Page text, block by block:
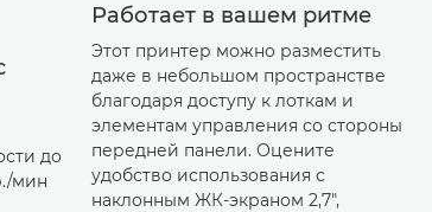
до
мин
Работает в вашем ритме
Этот принтер можно разместить
даже в небольшом пространстве
благодаря доступу к лоткам и
элементам управления со стороны
передней панели. Оцените
удобство использования с
наклонным ЖК-экраном 2,7",